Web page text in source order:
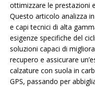
ottimizzare le prestazioni
Questo articolo analizza
e capi tecnici di alta
esigenze specifiche del
soluzioni capaci di
recupero e assicurare
calzature con suola in
GPS, passando per